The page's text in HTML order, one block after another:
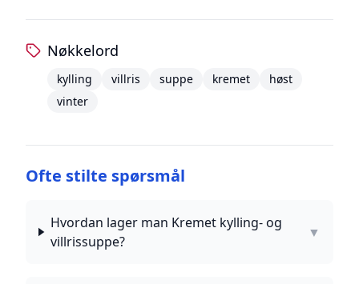
Nøkkelord
kylling villris suppe kremet
høst
vinter
Ofte stilte spørsmål
Hvordan lager man Kremet kylling- og
villrissuppe?
▼